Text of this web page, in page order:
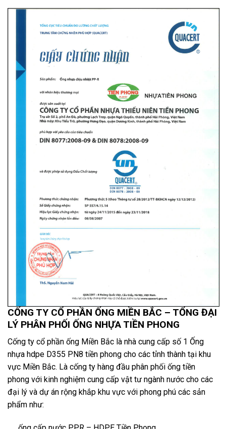
CỐNG TY CỔ PHẦN ỐNG MIỀN BẮC – TỔNG ĐẠI
LÝ PHÂN PHỐI ỐNG NHỰA TIỀN PHONG
Cống ty cổ phần ống Miền Bắc là nhà cung cấp số 1 Ống
nhựa hdpe D355 PN8 tiền phong cho các tỉnh thành tại khu
vực Miền Bắc. Là cống ty hàng đầu phân phối ống tiền
phong với kinh nghiệm cung cấp vật tư ngành nước cho các
đại lý và dự án rộng khắp khu vực với phong phú các sản
phẩm như: